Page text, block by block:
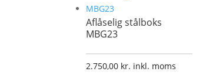
Aflåselig stålboks
MBG23
2.750,00 kr. inkl. moms